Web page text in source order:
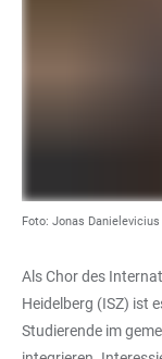
Foto: Jonas Danielevicius
Als Chor des
Heidelberg (ISZ) ist
Studierende im